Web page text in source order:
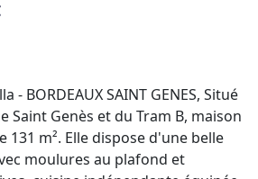
- BORDEAUX SAINT GENES, Situé
Saint Genès et du Tram B, maison
131 m². Elle dispose d'une belle
moulures au plafond et